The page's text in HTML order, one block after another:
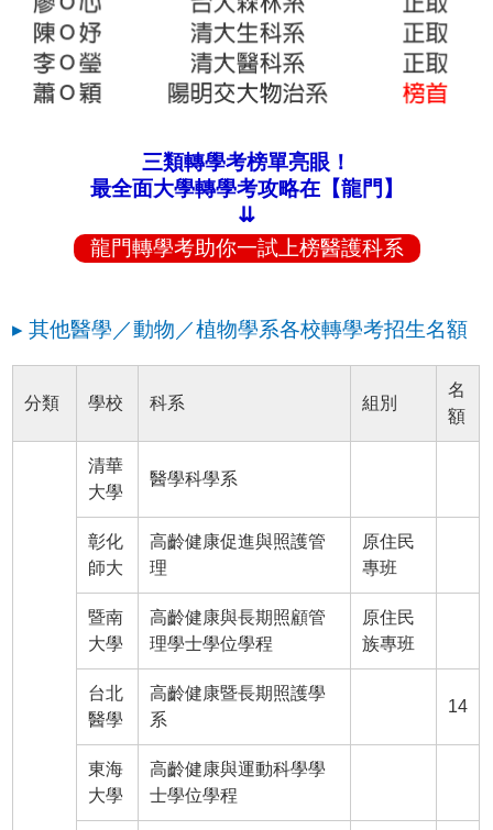
三類轉學考榜單亮眼！
最全面大學轉學考攻略在【龍門】
⇊
龍門轉學考助你一試上榜醫護科系
▸ 其他醫學／動物／植物學系各校轉學考招生名額
分類 學校 科系 組別
名
額
清華
大學
醫學科學系
彰化
師大
高齡健康促進與照護管
理
原住民
專班
暨南
大學
高齡健康與長期照顧管
理學士學位學程
原住民
族專班
台北
醫學
高齡健康暨長期照護學
系
14
東海
大學
高齡健康與運動科學學
士學位學程